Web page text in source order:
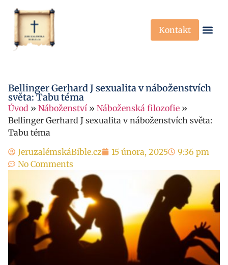
Kontakt
Bellinger Gerhard J sexualita v náboženstvích
světa: Tabu téma
Úvod » Náboženství » Náboženská filozofie »
Bellinger Gerhard J sexualita v náboženstvích světa:
Tabu téma
JeruzalémskáBible.cz
15 února, 2025
9:36 pm
No Comments